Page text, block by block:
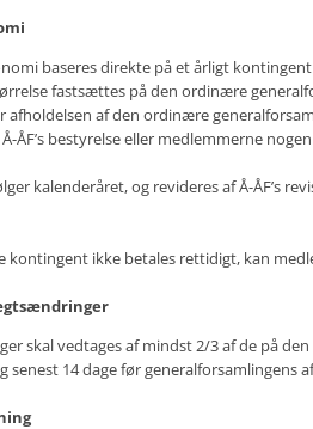
baseres direkte på et årligt
fastsættes på den ordinære
afholdelsen af den ordinære
ÅF’s bestyrelse eller medlemmerne
kalenderåret, og revideres af Å-ÅF’s
kontingent ikke betales rettidigt, kan
skal vedtages af mindst 2/3 af de på
senest 14 dage før generalforsamlingens